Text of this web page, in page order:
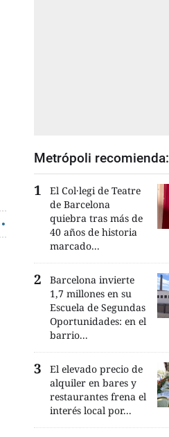
Metrópoli recomienda:
El Col·legi de Teatre
de Barcelona
quiebra tras más de
40 años de historia
marcado...
Barcelona invierte
1,7 millones en su
Escuela de Segundas
Oportunidades: en el
barrio...
El elevado precio de
alquiler en bares y
restaurantes frena el
interés local por...